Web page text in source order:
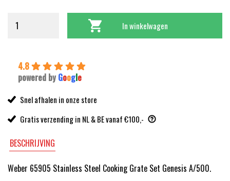
In winkelwagen
4.8
powered by Google
Snel afhalen in onze store
Gratis verzending in NL & BE vanaf €100,-
BESCHRIJVING
Weber 65905 Stainless Steel Cooking Grate Set Genesis A/500.